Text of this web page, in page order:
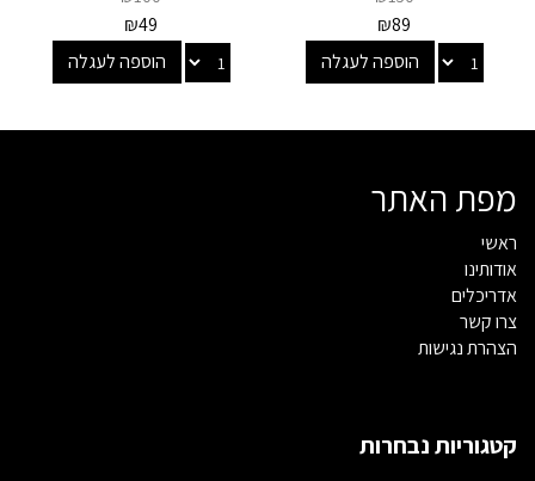
₪89
הוספה לעגלה
₪49
הוספה לעגלה
מפת האתר
ראשי
אודותינו
אדריכלים
צרו קשר
הצהרת נגישות
קטגוריות נבחרות